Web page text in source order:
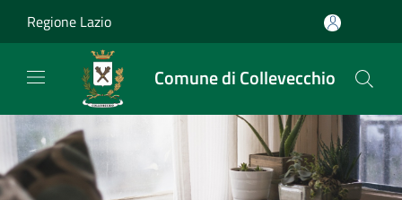
Regione Lazio
Comune di Collevecchio